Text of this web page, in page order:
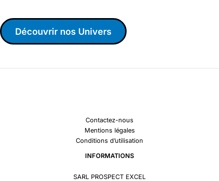
Découvrir nos Univers
Contactez-nous
Mentions légales
Conditions d’utilisation
INFORMATIONS
SARL PROSPECT EXCEL